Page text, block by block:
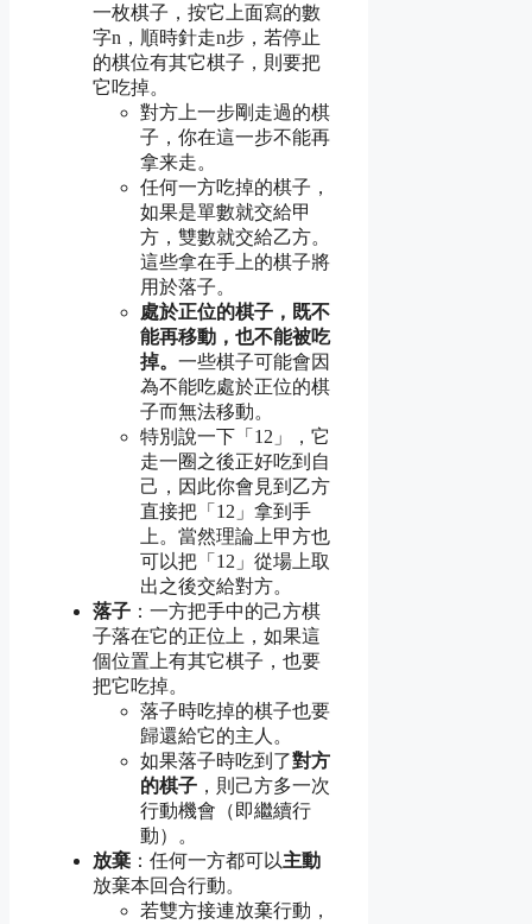
一枚棋子，按它上面寫的數
字n，順時針走n步，若停止
的棋位有其它棋子，則要把
它吃掉。
對方上一步剛走過的棋
子，你在這一步不能再
拿来走。
任何一方吃掉的棋子，
如果是單數就交給甲
方，雙數就交給乙方。
這些拿在手上的棋子將
用於落子。
處於正位的棋子，既不
能再移動，也不能被吃
掉。 一些棋子可能會因
為不能吃處於正位的棋
子而無法移動。
特別說一下「12」，它
走一圈之後正好吃到自
己，因此你會見到乙方
直接把「12」拿到手
上。當然理論上甲方也
可以把「12」從場上取
出之後交給對方。
落子 ：一方把手中的己方棋
子落在它的正位上，如果這
個位置上有其它棋子，也要
把它吃掉。
落子時吃掉的棋子也要
歸還給它的主人。
如果落子時吃到了對方
的棋子 ，則己方多一次
行動機會（即繼續行
動）。
放棄 ：任何一方都可以主動
放棄本回合行動。
若雙方接連放棄行動，